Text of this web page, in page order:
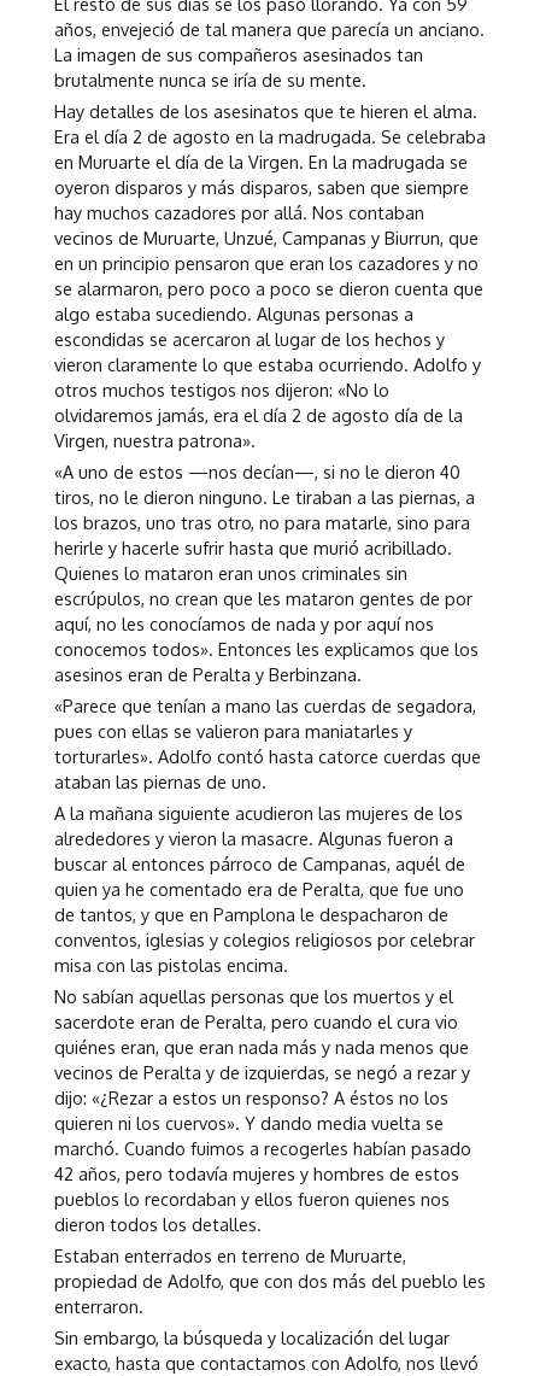
años, envejeció de tal manera que parecía un anciano.
La imagen de sus compañeros asesinados tan
brutalmente nunca se iría de su mente.
Hay detalles de los asesinatos que te hieren el alma.
Era el día 2 de agosto en la madrugada. Se celebraba
en Muruarte el día de la Virgen. En la madrugada se
oyeron disparos y más disparos, saben que siempre
hay muchos cazadores por allá. Nos contaban
vecinos de Muruarte, Unzué, Campanas y Biurrun, que
en un principio pensaron que eran los cazadores y no
se alarmaron, pero poco a poco se dieron cuenta que
algo estaba sucediendo. Algunas personas a
escondidas se acercaron al lugar de los hechos y
vieron claramente lo que estaba ocurriendo. Adolfo y
otros muchos testigos nos dijeron: «No lo
olvidaremos jamás, era el día 2 de agosto día de la
Virgen, nuestra patrona».
«A uno de estos —nos decían—, si no le dieron 40
tiros, no le dieron ninguno. Le tiraban a las piernas, a
los brazos, uno tras otro, no para matarle, sino para
herirle y hacerle sufrir hasta que murió acribillado.
Quienes lo mataron eran unos criminales sin
escrúpulos, no crean que les mataron gentes de por
aquí, no les conocíamos de nada y por aquí nos
conocemos todos». Entonces les explicamos que los
asesinos eran de Peralta y Berbinzana.
«Parece que tenían a mano las cuerdas de segadora,
pues con ellas se valieron para maniatarles y
torturarles». Adolfo contó hasta catorce cuerdas que
ataban las piernas de uno.
A la mañana siguiente acudieron las mujeres de los
alrededores y vieron la masacre. Algunas fueron a
buscar al entonces párroco de Campanas, aquél de
quien ya he comentado era de Peralta, que fue uno
de tantos, y que en Pamplona le despacharon de
conventos, iglesias y colegios religiosos por celebrar
misa con las pistolas encima.
No sabían aquellas personas que los muertos y el
sacerdote eran de Peralta, pero cuando el cura vio
quiénes eran, que eran nada más y nada menos que
vecinos de Peralta y de izquierdas, se negó a rezar y
dijo: «¿Rezar a estos un responso? A éstos no los
quieren ni los cuervos». Y dando media vuelta se
marchó. Cuando fuimos a recogerles habían pasado
42 años, pero todavía mujeres y hombres de estos
pueblos lo recordaban y ellos fueron quienes nos
dieron todos los detalles.
Estaban enterrados en terreno de Muruarte,
propiedad de Adolfo, que con dos más del pueblo les
enterraron.
Sin embargo, la búsqueda y localización del lugar
exacto, hasta que contactamos con Adolfo, nos llevó